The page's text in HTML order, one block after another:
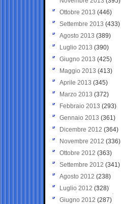
Ottobre 2013 (446)
Settembre 2013 (433)
Agosto 2013 (389)
Luglio 2013 (390)
Giugno 2013 (425)
Maggio 2013 (413)
Aprile 2013 (345)
Marzo 2013 (372)
Febbraio 2013 (293)
Gennaio 2013 (361)
Dicembre 2012 (364)
Novembre 2012 (336)
Ottobre 2012 (363)
Settembre 2012 (341)
Agosto 2012 (238)
Luglio 2012 (328)
Giugno 2012 (287)